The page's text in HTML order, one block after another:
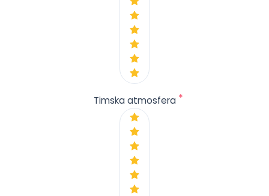
Timska atmosfera *